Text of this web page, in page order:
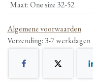
Maat:One size 32-52
Algemene voorwaarden
Verzending: 3-7 werkdagen